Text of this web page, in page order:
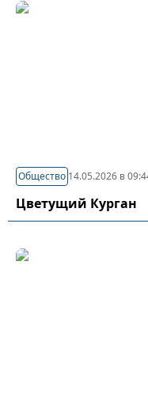
Общество 14.05.2026 в
Цветущий Курган